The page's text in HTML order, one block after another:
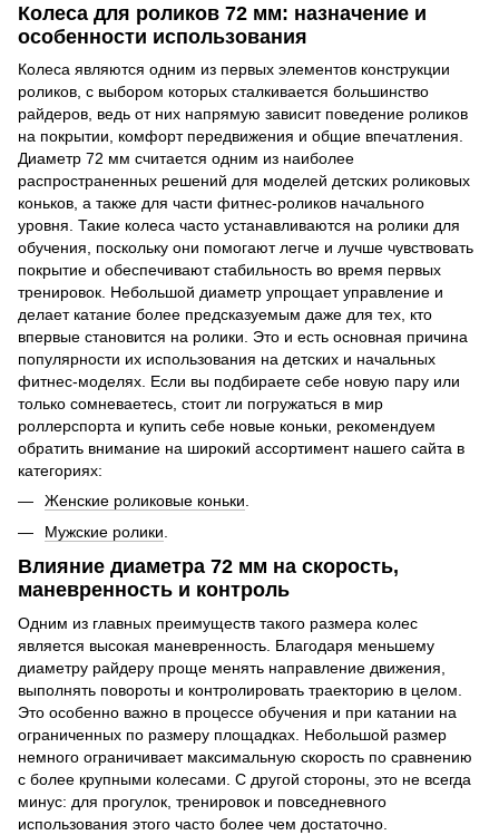
Колеса для роликов 72 мм: назначение и
особенности использования
Колеса являются одним из первых элементов конструкции
роликов, с выбором которых сталкивается большинство
райдеров, ведь от них напрямую зависит поведение роликов
на покрытии, комфорт передвижения и общие впечатления.
Диаметр 72 мм считается одним из наиболее
распространенных решений для моделей детских роликовых
коньков, а также для части фитнес-роликов начального
уровня. Такие колеса часто устанавливаются на ролики для
обучения, поскольку они помогают легче и лучше чувствовать
покрытие и обеспечивают стабильность во время первых
тренировок. Небольшой диаметр упрощает управление и
делает катание более предсказуемым даже для тех, кто
впервые становится на ролики. Это и есть основная причина
популярности их использования на детских и начальных
фитнес-моделях. Если вы подбираете себе новую пару или
только сомневаетесь, стоит ли погружаться в мир
роллерспорта и купить себе новые коньки, рекомендуем
обратить внимание на широкий ассортимент нашего сайта в
категориях:
Женские роликовые коньки
Мужские ролики.
Влияние диаметра 72 мм на скорость,
маневренность и контроль
Одним из главных преимуществ такого размера колес
является высокая маневренность. Благодаря меньшему
диаметру райдеру проще менять направление движения,
выполнять повороты и контролировать траекторию в целом.
Это особенно важно в процессе обучения и при катании на
ограниченных по размеру площадках. Небольшой размер
немного ограничивает максимальную скорость по сравнению
с более крупными колесами. С другой стороны, это не всегда
минус: для прогулок, тренировок и повседневного
использования этого часто более чем достаточно.